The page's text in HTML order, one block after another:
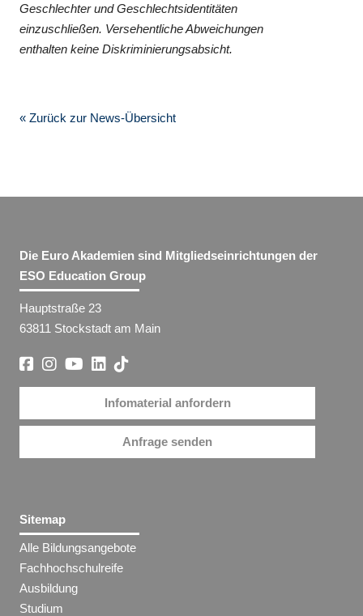
Geschlechter und Geschlechtsidentitäten
einzuschließen. Versehentliche Abweichungen
enthalten keine Diskriminierungsabsicht.
« Zurück zur News-Übersicht
Die Euro Akademien sind Mitgliedseinrichtungen der
ESO Education Group
Hauptstraße 23
63811 Stockstadt am Main
Infomaterial anfordern
Anfrage senden
Sitemap
Alle Bildungsangebote
Fachhochschulreife
Ausbildung
Studium